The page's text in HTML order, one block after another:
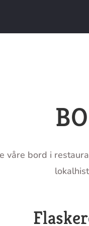
våre bord i